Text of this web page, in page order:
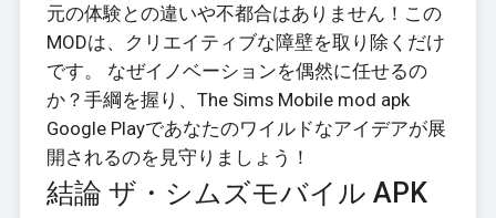
元の体験との違いや不都合はありません！この
MODは、クリエイティブな障壁を取り除くだけ
です。 なぜイノベーションを偶然に任せるの
か？手綱を握り、The Sims Mobile mod apk
Google Playであなたのワイルドなアイデアが展
開されるのを見守りましょう！
結論 ザ・シムズモバイル APK